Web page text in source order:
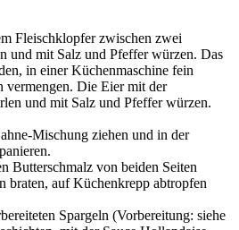
Fleischklopfer zwischen zwei
und mit Salz und Pfeffer würzen. Das
in einer Küchenmaschine fein
vermengen. Die Eier mit der
und mit Salz und Pfeffer würzen.
Mischung ziehen und in der
Butterschmalz von beiden Seiten
braten, auf Küchenkrepp abtropfen
Spargeln (Vorbereitung: siehe